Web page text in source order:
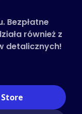
Bezpłatne
również z
detalicznych!